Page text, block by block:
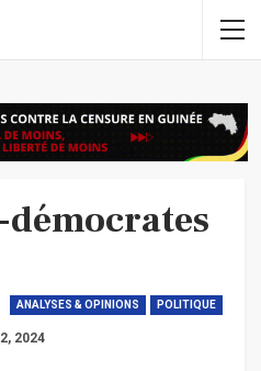
démocrates
ANALYSES & OPINIONS POLITIQUE
2024